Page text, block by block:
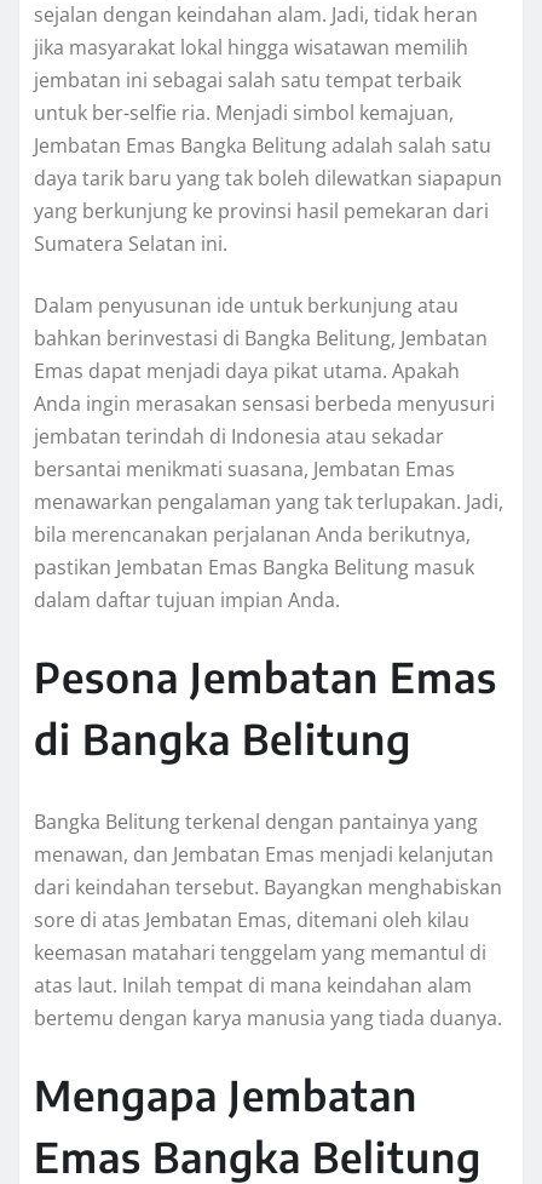
sejalan dengan keindahan alam. Jadi, tidak heran
jika masyarakat lokal hingga wisatawan memilih
jembatan ini sebagai salah satu tempat terbaik
untuk ber-selfie ria. Menjadi simbol kemajuan,
Jembatan Emas Bangka Belitung adalah salah satu
daya tarik baru yang tak boleh dilewatkan siapapun
yang berkunjung ke provinsi hasil pemekaran dari
Sumatera Selatan ini.
Dalam penyusunan ide untuk berkunjung atau
bahkan berinvestasi di Bangka Belitung, Jembatan
Emas dapat menjadi daya pikat utama. Apakah
Anda ingin merasakan sensasi berbeda menyusuri
jembatan terindah di Indonesia atau sekadar
bersantai menikmati suasana, Jembatan Emas
menawarkan pengalaman yang tak terlupakan. Jadi,
bila merencanakan perjalanan Anda berikutnya,
pastikan Jembatan Emas Bangka Belitung masuk
dalam daftar tujuan impian Anda.
Pesona Jembatan Emas
di Bangka Belitung
Bangka Belitung terkenal dengan pantainya yang
menawan, dan Jembatan Emas menjadi kelanjutan
dari keindahan tersebut. Bayangkan menghabiskan
sore di atas Jembatan Emas, ditemani oleh kilau
keemasan matahari tenggelam yang memantul di
atas laut. Inilah tempat di mana keindahan alam
bertemu dengan karya manusia yang tiada duanya.
Mengapa Jembatan
Emas Bangka Belitung